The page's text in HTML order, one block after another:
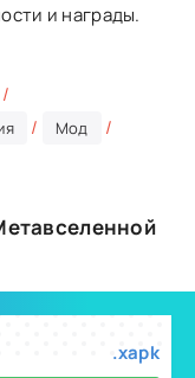
и награды.
/
/ Мод /
.xapk